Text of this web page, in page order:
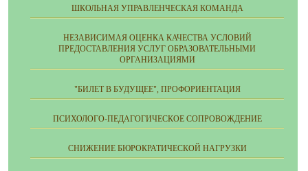
ШКОЛЬНАЯ УПРАВЛЕНЧЕСКАЯ КОМАНДА
НЕЗАВИСИМАЯ ОЦЕНКА КАЧЕСТВА УСЛОВИЙ
ПРЕДОСТАВЛЕНИЯ УСЛУГ ОБРАЗОВАТЕЛЬНЫМИ
ОРГАНИЗАЦИЯМИ
"БИЛЕТ В БУДУЩЕЕ", ПРОФОРИЕНТАЦИЯ
ПСИХОЛОГО-ПЕДАГОГИЧЕСКОЕ СОПРОВОЖДЕНИЕ
СНИЖЕНИЕ БЮРОКРАТИЧЕСКОЙ НАГРУЗКИ